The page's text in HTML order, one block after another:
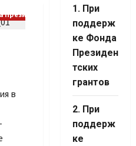
грантов
в
1. При
поддерж
ке Фонда
Президен
тских
грантов
2. При
поддерж
ке